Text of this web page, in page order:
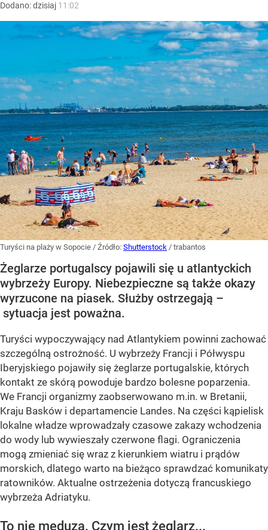
Dodano:dzisiaj 11:02
Turyści na plaży w Sopocie / Źródło: Shutterstock / trabantos
Żeglarze portugalscy pojawili się u atlantyckich
wybrzeży Europy. Niebezpieczne są także okazy
wyrzucone na piasek. Służby ostrzegają –
sytuacja jest poważna.
Turyści wypoczywający nad Atlantykiem powinni zachować
szczególną ostrożność. U wybrzeży Francji i Półwyspu
Iberyjskiego pojawiły się żeglarze portugalskie, których
kontakt ze skórą powoduje bardzo bolesne poparzenia.
We Francji organizmy zaobserwowano m.in. w Bretanii,
Kraju Basków i departamencie Landes. Na części kąpielisk
lokalne władze wprowadzały czasowe zakazy wchodzenia
do wody lub wywieszały czerwone flagi. Ograniczenia
mogą zmieniać się wraz z kierunkiem wiatru i prądów
morskich, dlatego warto na bieżąco sprawdzać komunikaty
ratowników. Aktualne ostrzeżenia dotyczą francuskiego
wybrzeża Adriatyku.
To nie meduza. Czym jest żeglarz...